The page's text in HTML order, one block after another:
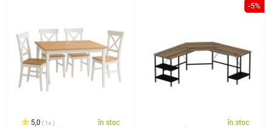
5,0 1x în stoc
-5%
în stoc